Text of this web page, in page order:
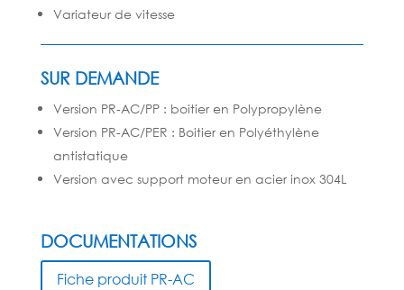
Variateur de vitesse
SUR DEMANDE
Version PR-AC/PP : boitier en Polypropylène
Version PR-AC/PER : Boitier en Polyéthylène
antistatique
Version avec support moteur en acier inox 304L
DOCUMENTATIONS
Fiche produit PR-AC